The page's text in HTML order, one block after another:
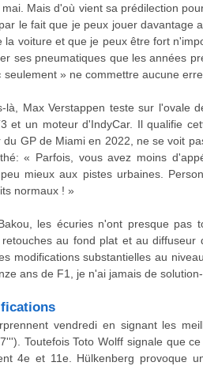
Mais d'où vient sa prédilection
le fait que je peux jouer davantage
la voiture et que je peux être fort
ses pneumatiques que les années
seulement » ne commettre aucune
là, Max Verstappen teste sur l'ovale
et un moteur d'IndyCar. Il qualifie
du GP de Miami en 2022, ne se voit
« Parfois, vous avez moins
mieux aux pistes urbaines.
normaux ! »
les écuries n'ont presque pas
au fond plat et au
modifications substantielles au
ans de F1, je n'ai jamais de
vendredi en signant les
Toutefois Toto Wolff signale que
4e et 11e. Hülkenberg provoque